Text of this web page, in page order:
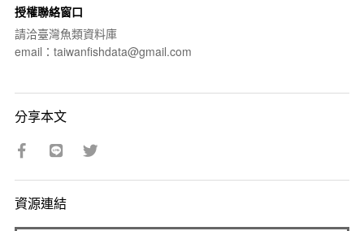
授權聯絡窗口
請洽臺灣魚類資料庫
email：taiwanfishdata@gmail.com
分享本文
資源連結